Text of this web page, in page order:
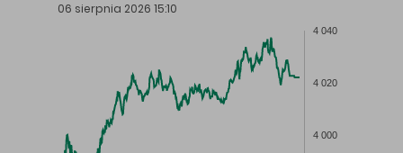
06 sierpnia 2026 15:10
4 000
4 020
4 040